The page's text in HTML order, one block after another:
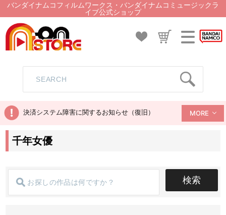
バンダイナムコフィルムワークス・バンダイナムコミュージックラ
イブ公式ショップ
決済システム障害に関するお知らせ（復旧） MORE
千年女優
検索